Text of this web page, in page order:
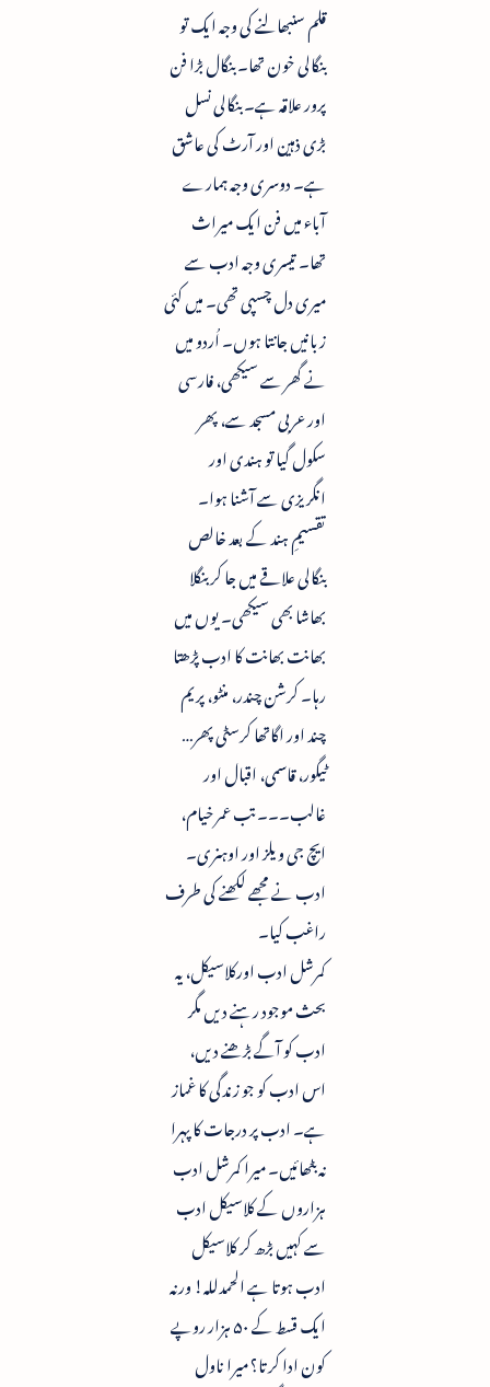
قلم سنبھالنے کی وجہ ایک تو
بنگالی خون تھا۔ بنگال بڑا فن
پرور علاقہ ہے۔ بنگالی نسل
بڑی ذہین اور آرٹ کی عاشق
ہے۔ دوسری وجہ ہمارے
آباء میں فن ایک میراث
تھا۔ تیسری وجہ ادب سے
میری دل چسپی تھی۔ میں کئی
زبانیں جانتا ہوں۔ اُردو میں
نے گھر سے سیکھی، فارسی
اور عربی مسجد سے، پھر
سکول گیا تو ہندی اور
انگریزی سے آشنا ہوا۔
تقسیمِ ہند کے بعد خالص
بنگالی علاقے میں جا کر بنگلا
بھاشا بھی سیکھی۔ یوں میں
بھانت بھانت کا ادب پڑھتا
رہا۔ کرشن چندر، منٹو، پریم
چند اور اگاتھا کرسٹی پھر…
ٹیگور، قاسمی، اقبال اور
غالب۔۔۔ تب عمر خیام،
ایچ جی ویلز اور اوہنری۔
ادب نے مجھے لکھنے کی طرف
راغب کیا۔​
کمرشل ادب اورکلاسیکل، یہ
بحث موجود رہنے دیں مگر
ادب کو آگے بڑھنے دیں،
اس ادب کو جو زندگی کا غماز
ہے۔ ادب پر درجات کا پہرا
نہ بٹھائیں۔ میرا کمرشل ادب
ہزاروں کے کلاسیکل ادب
سے کہیں بڑھ کر کلاسیکل
ادب ہوتا ہے الحمدللہ! ورنہ
ایک قسط کے ۵۰ ہزار روپے
کون ادا کرتا؟ میرا ناول